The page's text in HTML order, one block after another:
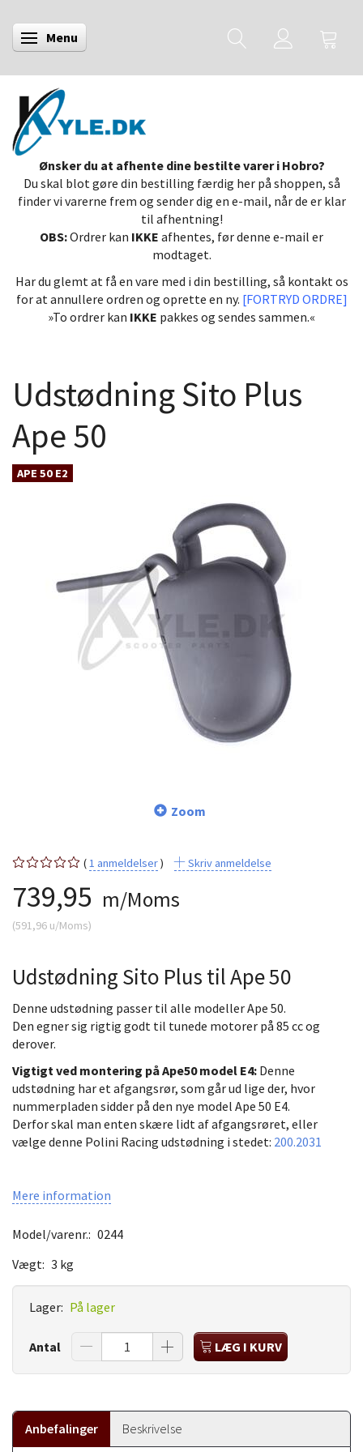
Skifte navigation
Menu
Ønsker du at afhente dine bestilte varer i Hobro?
Du skal blot gøre din bestilling færdig her på shoppen, så
finder vi varerne frem og sender dig en e-mail, når de er klar
til afhentning!
OBS:Ordrer kan IKKE afhentes, før denne e-mail er
modtaget.
Har du glemt at få en vare med i din bestilling, så kontakt os
for at annullere ordren og oprette en ny. [FORTRYD ORDRE]
»To ordrer kan IKKE pakkes og sendes sammen.«
Udstødning Sito Plus
Ape 50
APE 50 E2
Zoom
1 anmeldelser Skriv anmeldelse
739,95 m/Moms
(591,96 u/Moms)
Udstødning Sito Plus til Ape 50
Denne udstødning passer til alle modeller Ape 50.
Den egner sig rigtig godt til tunede motorer på 85 cc og
derover.
Vigtigt ved montering på Ape50 model E4: Denne
udstødning har et afgangsrør, som går ud lige der, hvor
nummerpladen sidder på den nye model Ape 50 E4.
Derfor skal man enten skære lidt af afgangsrøret, eller
vælge denne Polini Racing udstødning i stedet: 200.2031
Mere information
Model/varenr.: 0244
Vægt: 3 kg
Lager: På lager
Antal LÆG I KURV
Anbefalinger Beskrivelse